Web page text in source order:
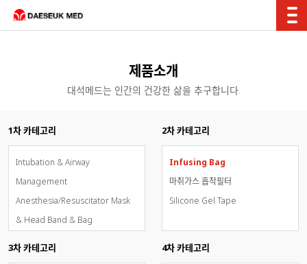
제품소개
대석메드는 인간의 건강한 삶을 추구합니다.
1차 카테고리
Intubation & Airway
Management
Anesthesia/Resuscitator Mask
& Head Band & Bag
2차 카테고리
Infusing Bag
마취가스 흡착필터
Silicone Gel Tape
3차 카테고리 4차 카테고리